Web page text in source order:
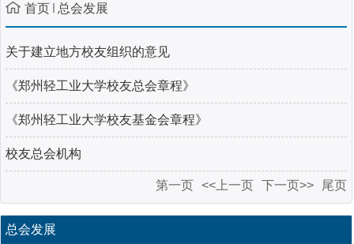
首页 总会发展
关于建立地方校友组织的意见
《郑州轻工业大学校友总会章程》
《郑州轻工业大学校友基金会章程》
校友总会机构
第一页 <<上一页 下一页>> 尾页
总会发展